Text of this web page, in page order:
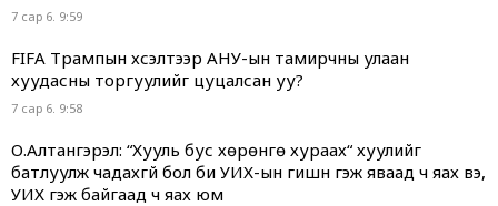
7 сар 6. 9:59
FIFA Трампын хүсэлтээр АНУ-ын тамирчны улаан
хуудасны торгуулийг цуцалсан уу?
7 сар 6. 9:58
О.Алтангэрэл: “Хууль бус хөрөнгө хураах“ хуулийг
батлуулж чадахгүй бол би УИХ-ын гишүүн гэж яваад ч яах вэ,
УИХ гэж байгаад ч яах юм